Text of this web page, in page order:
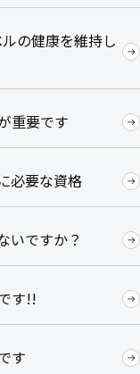
の健康を維持し
重要です
必要な資格
いですか？
す!!
す